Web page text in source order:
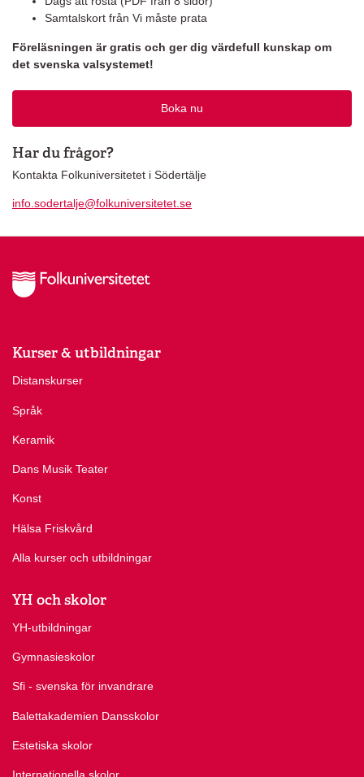
Samtalskort från Vi måste prata
Föreläsningen är gratis och ger dig värdefull kunskap om
det svenska valsystemet!
Boka nu
Har du frågor?
Kontakta Folkuniversitetet i Södertälje
info.sodertalje@folkuniversitetet.se
Kurser & utbildningar
Distanskurser
Språk
Keramik
Dans Musik Teater
Konst
Hälsa Friskvård
Alla kurser och utbildningar
YH och skolor
YH-utbildningar
Gymnasieskolor
Sfi - svenska för invandrare
Balettakademien Dansskolor
Estetiska skolor